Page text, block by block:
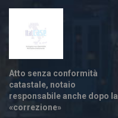
Atto senza conformità
catastale, notaio
responsabile anche dopo la
«correzione»